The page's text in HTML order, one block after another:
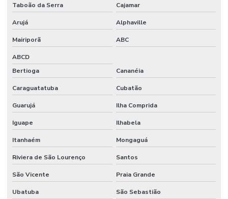
Preço do piso vinílico colocado
Preço metro quadrado construção de galpão
Preço piso industrial
Projeto com acabamento polimérico
Projeto arquitetônico preço
Projeto arquitetônico preço por metro quadrado
Projeto arquitetônico quanto custa
Reforma comercial construtora
Taboão da Serra Cajamar
Arujá Alphaville
Mairiporã ABC
ABCD
Bertioga
Cananéia
Caraguatatuba Cubatão
Guarujá Ilha Comprida
Iguape Ilhabela
Itanhaém Mongaguá
Riviera de São Lourenço Santos
São Vicente Praia Grande
Ubatuba São Sebastião